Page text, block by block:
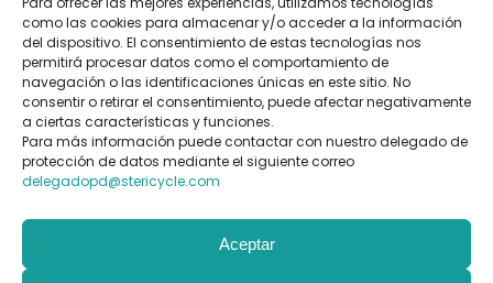
como las cookies para almacenar y/o acceder a la información
del dispositivo. El consentimiento de estas tecnologías nos
permitirá procesar datos como el comportamiento de
navegación o las identificaciones únicas en este sitio. No
consentir o retirar el consentimiento, puede afectar negativamente
a ciertas características y funciones.
Para más información puede contactar con nuestro delegado de
protección de datos mediante el siguiente correo
delegadopd@stericycle.com
Aceptar
Madrid
C/ Payaso Fofo 24 1 L27
Teléfonos 91 477 97 01 / 635 688 671
clinicanumancia10@yahoo.es